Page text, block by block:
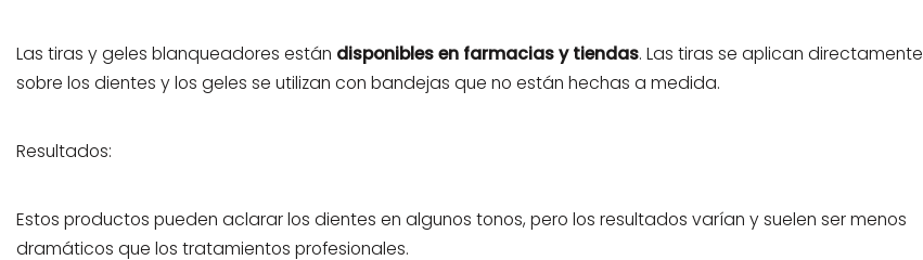
Las tiras y geles blanqueadores están disponibles en farmacias y tiendas. Las tiras se aplican directamente
sobre los dientes y los geles se utilizan con bandejas que no están hechas a medida.
Resultados:
Estos productos pueden aclarar los dientes en algunos tonos, pero los resultados varían y suelen ser menos
dramáticos que los tratamientos profesionales.